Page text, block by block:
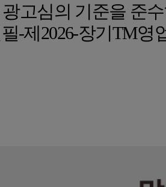
고심의 기준을 준
-제2026-장기TM영